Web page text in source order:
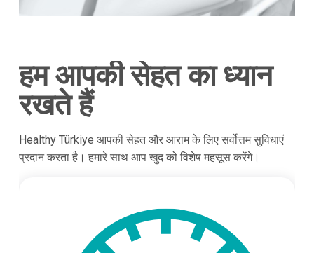
हम आपकी सेहत का ध्यान
रखते हैं
Healthy Türkiye आपकी सेहत और आराम के लिए सर्वोत्तम सुविधाएं
प्रदान करता है। हमारे साथ आप खुद को विशेष महसूस करेंगे।